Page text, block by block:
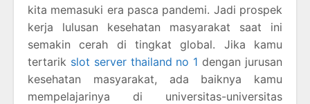
kita memasuki era pasca pandemi. Jadi prospek
kerja lulusan kesehatan masyarakat saat ini
semakin cerah di tingkat global. Jika kamu
tertarik slot server thailand no 1 dengan jurusan
kesehatan masyarakat, ada baiknya kamu
mempelajarinya di universitas-universitas